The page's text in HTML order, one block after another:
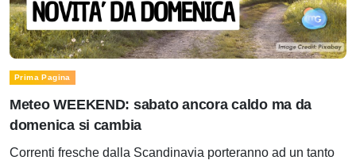
Prima Pagina
Meteo WEEKEND: sabato ancora caldo ma da
domenica si cambia
Correnti fresche dalla Scandinavia porteranno ad un tanto